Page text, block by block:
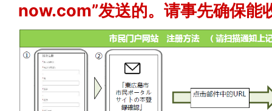
now.com”发送的。请事先确保能